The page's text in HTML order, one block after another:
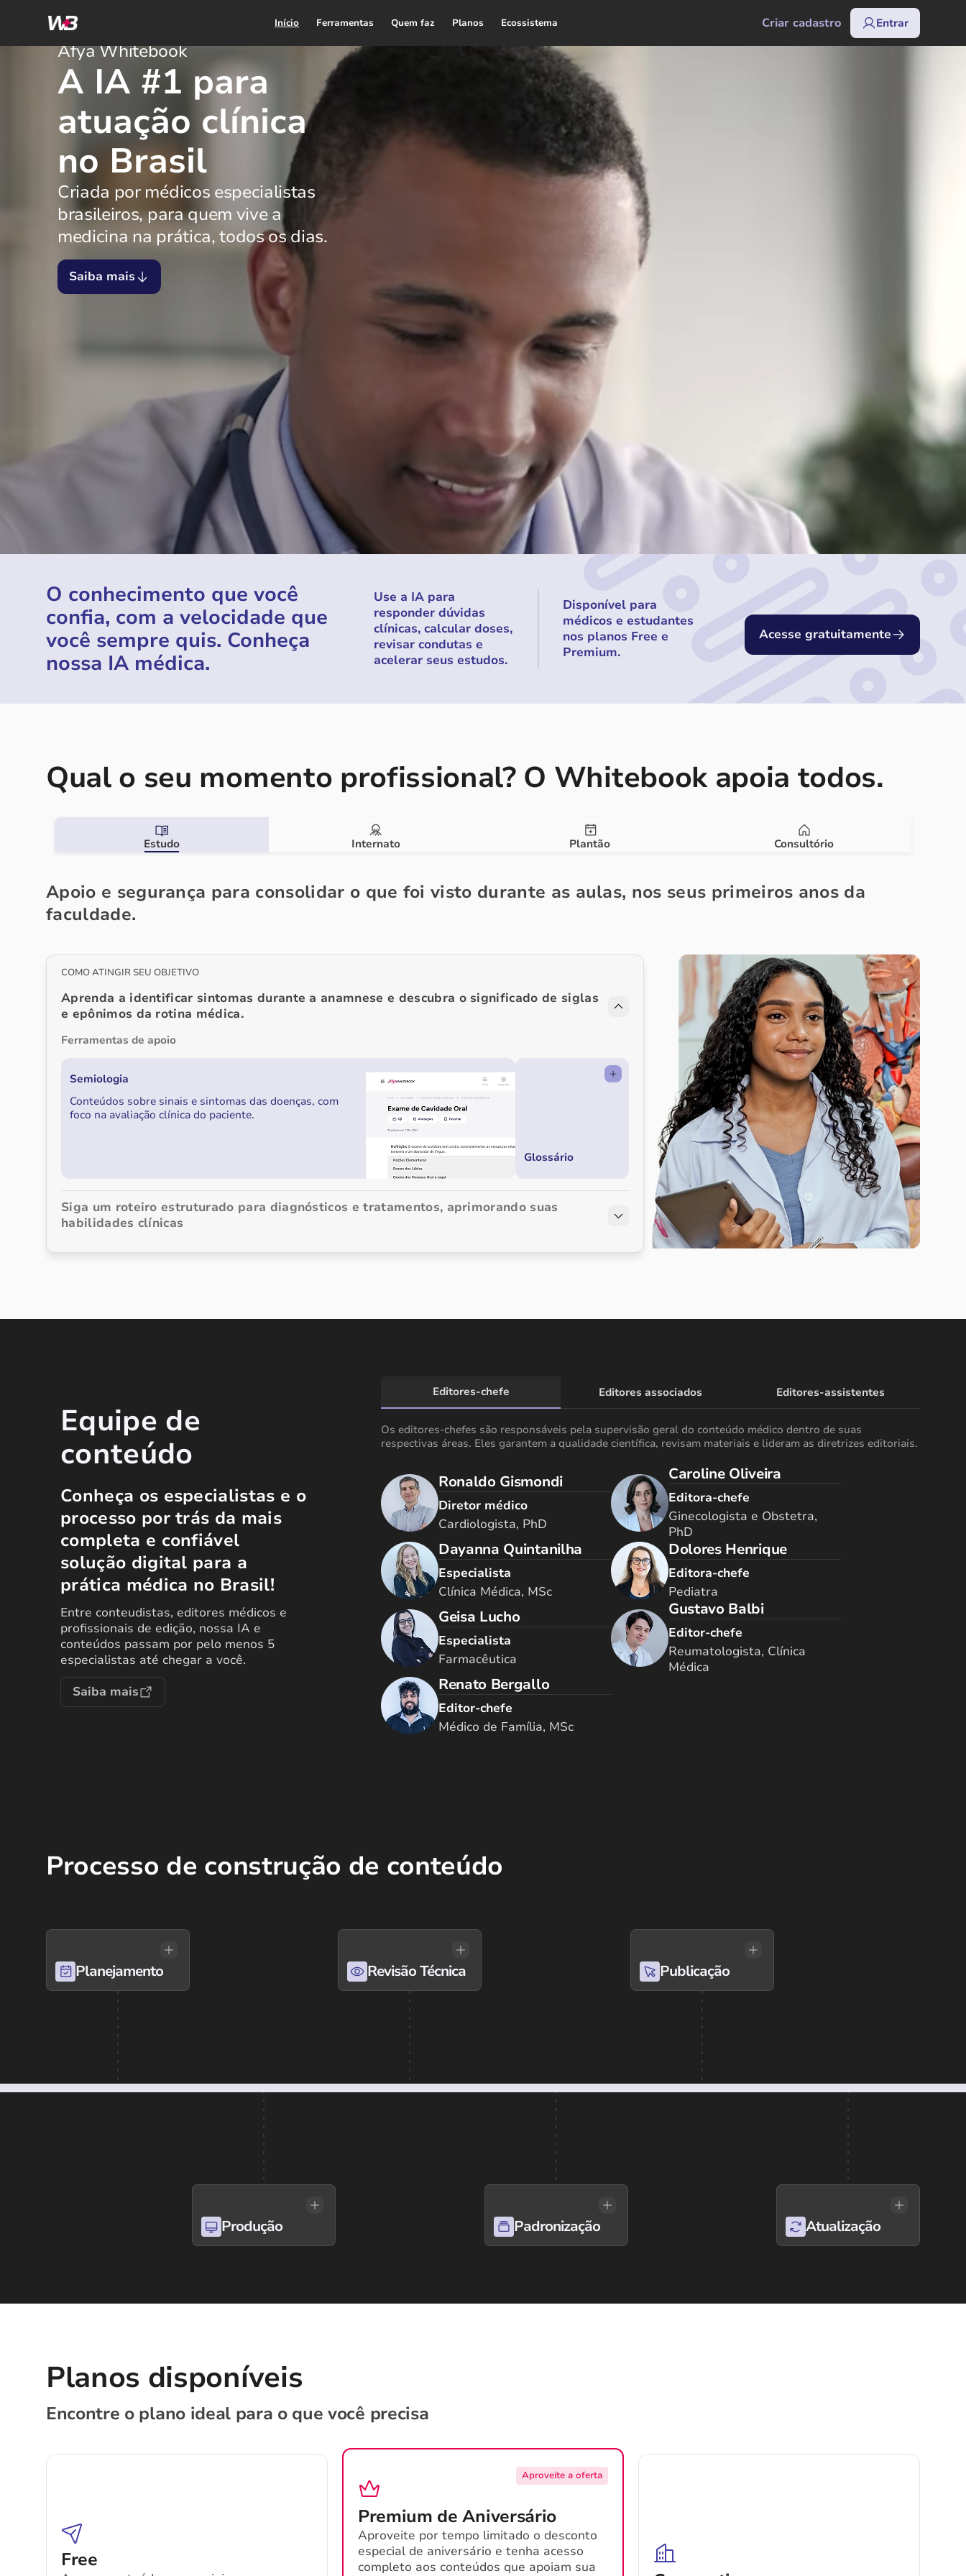
Início Ferramentas Quem faz Planos Ecossistema Criar cadastro Entrar
Afya Whitebook
A IA #1 para
atuação clínica
no Brasil
Criada por médicos especialistas
brasileiros, para quem vive a
medicina na prática, todos os dias.
Saiba mais
O conhecimento que você
confia, com a velocidade que
você sempre quis. Conheça
nossa IA médica.
Use a IA para
responder dúvidas
clínicas, calcular doses,
revisar condutas e
acelerar seus estudos.
Disponível para
médicos e estudantes
nos planos Free e
Premium.
Acesse gratuitamente
Qual o seu momento profissional? O Whitebook apoia todos.
Estudo Internato Plantão Consultório
Apoio e segurança para consolidar o que foi visto durante as aulas, nos seus primeiros anos da
faculdade.
COMO ATINGIR SEU OBJETIVO
Aprenda a identificar sintomas durante a anamnese e descubra o significado de siglas
e epônimos da rotina médica.
Ferramentas de apoio
Semiologia
Conteúdos sobre sinais e sintomas das doenças, com
foco na avaliação clínica do paciente.
Glossário
Siga um roteiro estruturado para diagnósticos e tratamentos, aprimorando suas
habilidades clínicas
Equipe de
conteúdo
Conheça os especialistas e o
processo por trás da mais
completa e confiável
solução digital para a
prática médica no Brasil!
Entre conteudistas, editores médicos e
profissionais de edição, nossa IA e
conteúdos passam por pelo menos 5
especialistas até chegar a você.
Saiba mais
Editores-chefe Editores associados Editores-assistentes
Os editores-chefes são responsáveis pela supervisão geral do conteúdo médico dentro de suas
respectivas áreas. Eles garantem a qualidade científica, revisam materiais e lideram as diretrizes editoriais.
Ronaldo Gismondi
Diretor médico
Cardiologista, PhD
Caroline Oliveira
Editora-chefe
Ginecologista e Obstetra,
PhD
Dayanna Quintanilha
Especialista
Clínica Médica, MSc
Dolores Henrique
Editora-chefe
Pediatra
Geisa Lucho
Especialista
Farmacêutica
Gustavo Balbi
Editor-chefe
Reumatologista, Clínica
Médica
Renato Bergallo
Editor-chefe
Médico de Família, MSc
Processo de construção de conteúdo
Planejamento
Produção
Revisão Técnica
Padronização
Publicação
Atualização
Planos disponíveis
Encontre o plano ideal para o que você precisa
Free
Aproveite a oferta
Premium de Aniversário
Aproveite por tempo limitado o desconto
especial de aniversário e tenha acesso
completo aos conteúdos que apoiam sua